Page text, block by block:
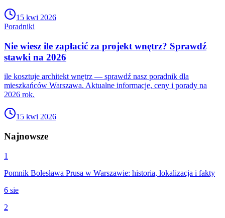
15 kwi 2026
Poradniki
Nie wiesz ile zapłacić za projekt wnętrz? Sprawdź
stawki na 2026
ile kosztuje architekt wnętrz — sprawdź nasz poradnik dla
mieszkańców Warszawa. Aktualne informacje, ceny i porady na
2026 rok.
15 kwi 2026
Najnowsze
1
Pomnik Bolesława Prusa w Warszawie: historia, lokalizacja i fakty
6 sie
2